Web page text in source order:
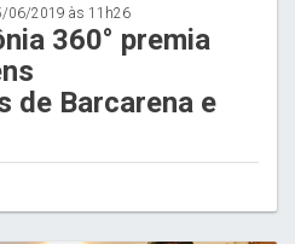
06/2019 às 11h26
360° premia
de Barcarena e